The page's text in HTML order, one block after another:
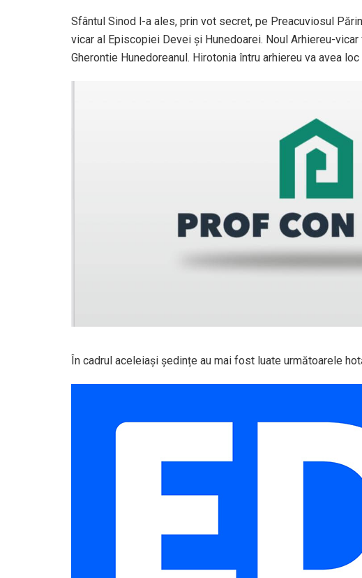
Sfântul Sinod l-a ales, prin vot secret, pe Preacuviosul
vicar al Episcopiei Devei și Hunedoarei. Noul Arhiereu-
Gherontie Hunedoreanul. Hirotonia întru arhiereu va avea
În cadrul aceleiași ședințe au mai fost luate următoarele